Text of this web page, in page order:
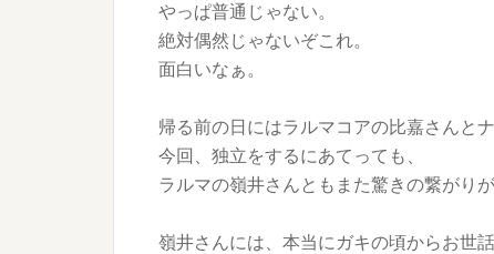
やっぱ普通じゃない。
絶対偶然じゃないぞこれ。
面白いなぁ。
帰る前の日にはラルマコアの比嘉さんとナ
今回、独立をするにあてっても、
ラルマの嶺井さんともまた驚きの繋がりが
嶺井さんには、本当にガキの頃からお世